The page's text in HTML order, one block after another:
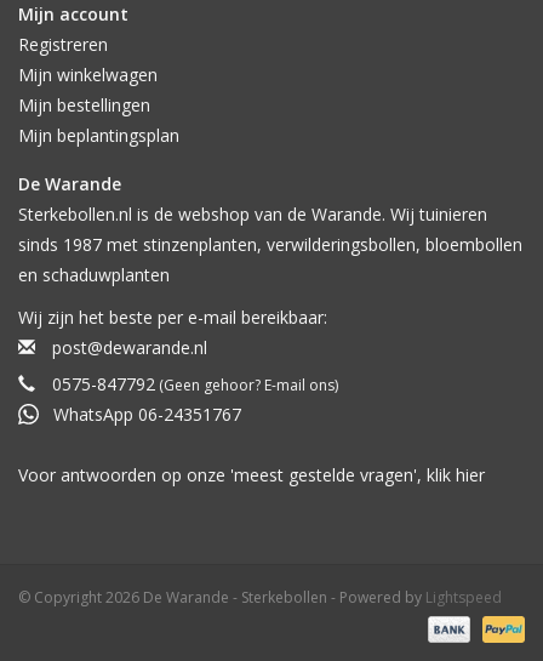
Mijn account
Registreren
Mijn winkelwagen
Mijn bestellingen
Mijn beplantingsplan
De Warande
Sterkebollen.nl is de webshop van de Warande. Wij tuinieren
sinds 1987 met stinzenplanten, verwilderingsbollen, bloembollen
en schaduwplanten
Wij zijn het beste per e-mail bereikbaar:
post@dewarande.nl
0575-847792 (Geen gehoor? E-mail ons)
WhatsApp 06-24351767
Voor antwoorden op onze 'meest gestelde vragen', klik hier
© Copyright 2026 De Warande - Sterkebollen - Powered by Lightspeed